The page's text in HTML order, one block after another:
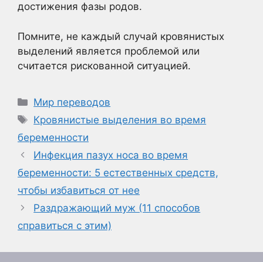
достижения фазы родов.
Помните, не каждый случай кровянистых
выделений является проблемой или
считается рискованной ситуацией.
Рубрики
Мир переводов
Метки
Кровянистые выделения во время
беременности
Инфекция пазух носа во время
беременности: 5 естественных средств,
чтобы избавиться от нее
Раздражающий муж (11 способов
справиться с этим)